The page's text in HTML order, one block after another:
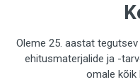
Oleme 25. aastat
ehitusmaterjalide ja -
omale kõik